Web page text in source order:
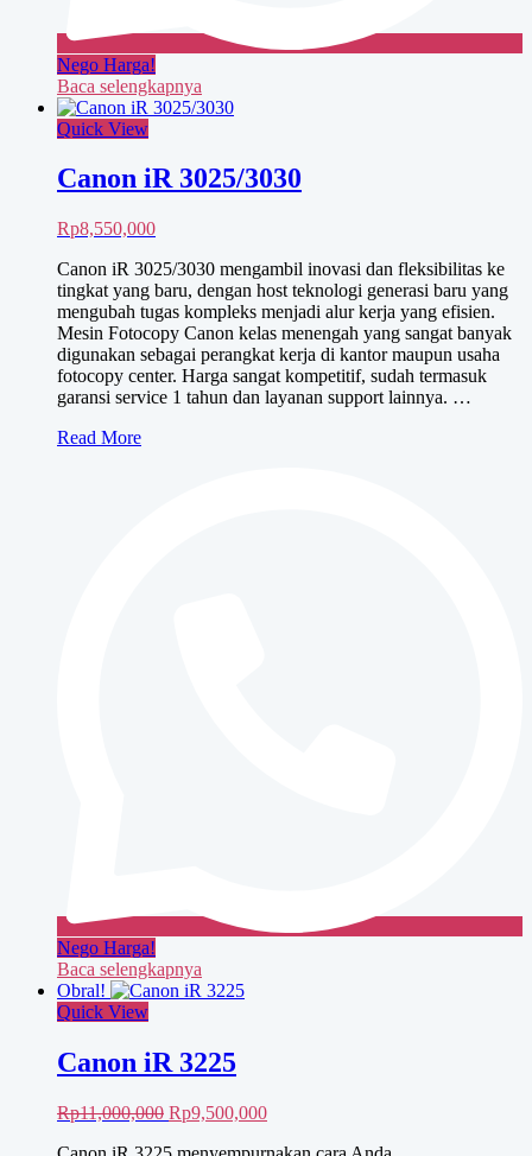
Nego Harga!
Baca selengkapnya
Quick View
Canon iR 3025/3030
Rp8,550,000
Canon iR 3025/3030 mengambil inovasi dan fleksibilitas ke
tingkat yang baru, dengan host teknologi generasi baru yang
mengubah tugas kompleks menjadi alur kerja yang efisien.
Mesin Fotocopy Canon kelas menengah yang sangat banyak
digunakan sebagai perangkat kerja di kantor maupun usaha
fotocopy center. Harga sangat kompetitif, sudah termasuk
garansi service 1 tahun dan layanan support lainnya. …
Canon
Read More
Nego Harga!
Baca selengkapnya
Obral!
Quick View
Canon iR 3225
Rp11,000,000 Harga
Rp9,500,000Harga